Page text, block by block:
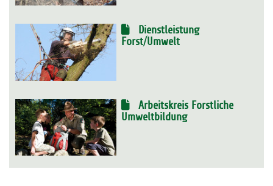
Dienstleistung
Forst/Umwelt
Arbeitskreis Forstliche
Umweltbildung